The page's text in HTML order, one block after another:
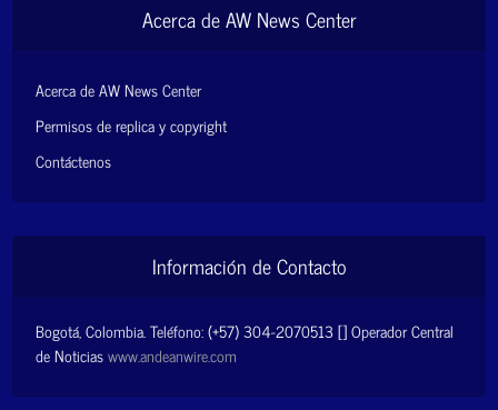
Acerca de AW News Center
Acerca de AW News Center
Permisos de replica y copyright
Contáctenos
Información de Contacto
Bogotá, Colombia. Teléfono: (+57) 304-2070513 [] Operador Central
de Noticiaswww.andeanwire.com